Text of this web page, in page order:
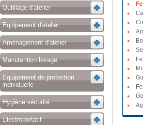
Outillage d'atelier
Equipement d'atelier
Aménagement d'atelier
Manutention levage
Equipement de protection
individuelle
Hygiène sécurité
Électroportatif